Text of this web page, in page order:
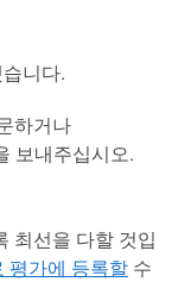
니다.
하거나
보내주십시오.
최선을 다할 것입
평가에 등록할 수